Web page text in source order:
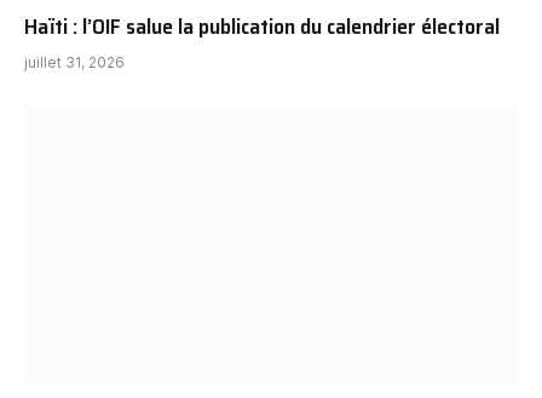
Haïti : l’OIF salue la publication du calendrier électoral
juillet 31, 2026